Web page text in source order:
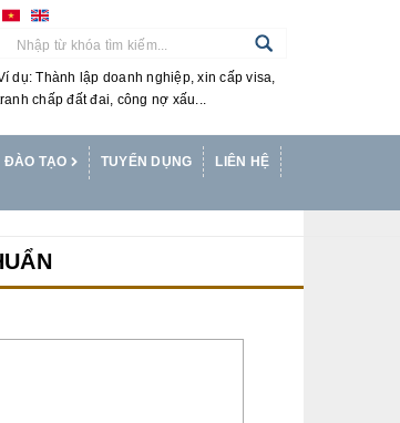
dụ: Thành lập doanh nghiệp, xin cấp visa,
chấp đất đai, công nợ xấu...
ĐÀO TẠO TUYỂN DỤNG LIÊN HỆ